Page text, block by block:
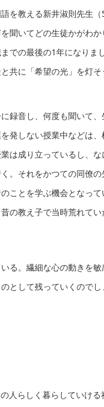
を教える新井淑則先生
聞いてどの生徒かがわ
での最後の1年になり
共に「希望の光」を灯そ
録音し、何度も聞いて
発しない授業中などは
は成り立っているし、
。それをかつての同僚
ことを学ぶ機会となっ
の教え子で当時荒れて
る。繊細な心の動きを
として残っていくのでし
人らしく暮らしていけ